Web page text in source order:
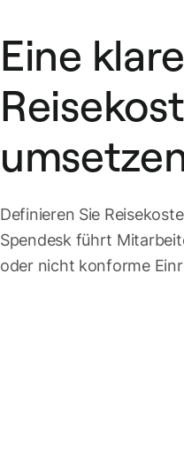
Eine klare
Definieren Sie
Spendesk führt
oder nicht konforme